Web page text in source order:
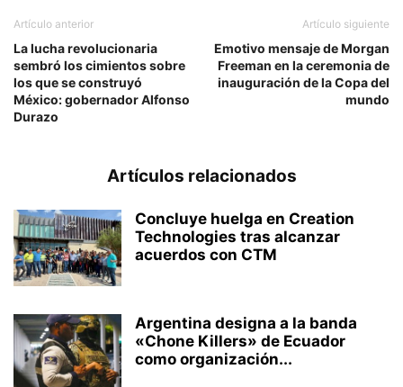
Artículo anterior
La lucha revolucionaria
sembró los cimientos sobre
los que se construyó
México: gobernador Alfonso
Durazo
Artículo siguiente
Emotivo mensaje de Morgan
Freeman en la ceremonia de
inauguración de la Copa del
mundo
Artículos relacionados
Concluye huelga en Creation
Technologies tras alcanzar
acuerdos con CTM
Argentina designa a la banda
«Chone Killers» de Ecuador
como organización...